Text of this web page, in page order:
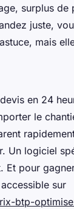
surplus de
juste,
mais
en 24
le
Un logiciel
Et pour
sur
btp-